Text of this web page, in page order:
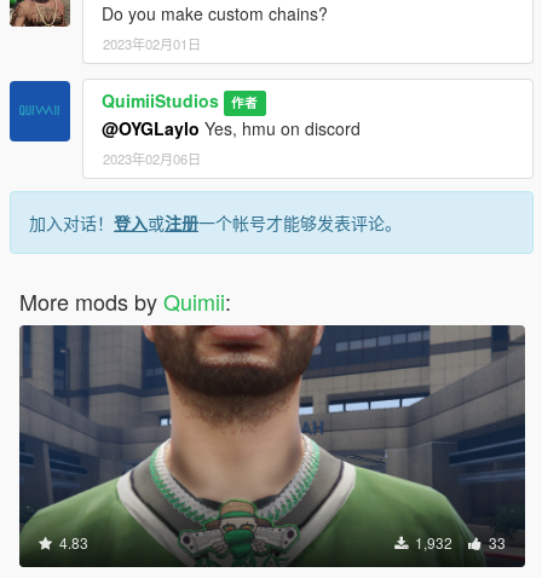
Do you make custom chains?
2023年02月01日
QuimiiStudios 作者
@OYGLaylo Yes, hmu on discord
2023年02月06日
加入对话！ 登入或注册一个帐号才能够发表评论。
More mods byQuimii:
4.83 1,932 33